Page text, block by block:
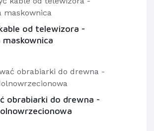
od telewizora -
obrabiarki do drewna -